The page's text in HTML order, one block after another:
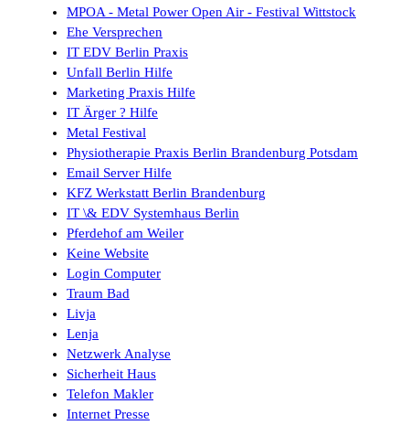
MPOA - Metal Power Open Air - Festival Wittstock
Ehe Versprechen
IT EDV Berlin Praxis
Unfall Berlin Hilfe
Marketing Praxis Hilfe
IT Ärger ? Hilfe
Metal Festival
Physiotherapie Praxis Berlin Brandenburg Potsdam
Email Server Hilfe
KFZ Werkstatt Berlin Brandenburg
IT \& EDV Systemhaus Berlin
Pferdehof am Weiler
Keine Website
Login Computer
Traum Bad
Livja
Lenja
Netzwerk Analyse
Sicherheit Haus
Telefon Makler
Internet Presse